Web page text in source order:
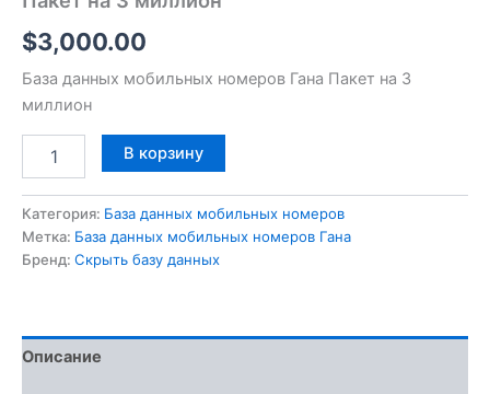
$3,000.00
База данных мобильных номеров Гана Пакет на 3
миллион
В корзину
Категория: База данных мобильных номеров
Метка: База данных мобильных номеров Гана
Бренд: Скрыть базу данных
Описание